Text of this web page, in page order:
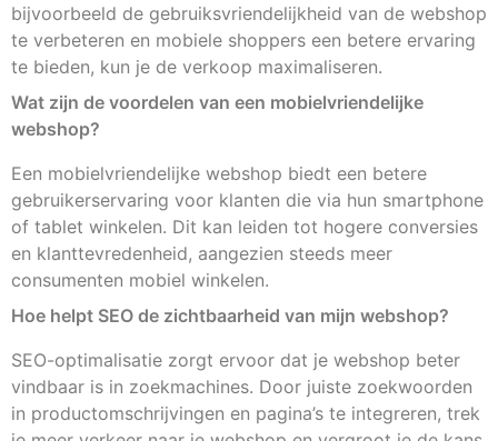
bijvoorbeeld de gebruiksvriendelijkheid van de webshop
te verbeteren en mobiele shoppers een betere ervaring
te bieden, kun je de verkoop maximaliseren.
Wat zijn de voordelen van een mobielvriendelijke
webshop?
Een mobielvriendelijke webshop biedt een betere
gebruikerservaring voor klanten die via hun smartphone
of tablet winkelen. Dit kan leiden tot hogere conversies
en klanttevredenheid, aangezien steeds meer
consumenten mobiel winkelen.
Hoe helpt SEO de zichtbaarheid van mijn webshop?
SEO-optimalisatie zorgt ervoor dat je webshop beter
vindbaar is in zoekmachines. Door juiste zoekwoorden
in productomschrijvingen en pagina’s te integreren, trek